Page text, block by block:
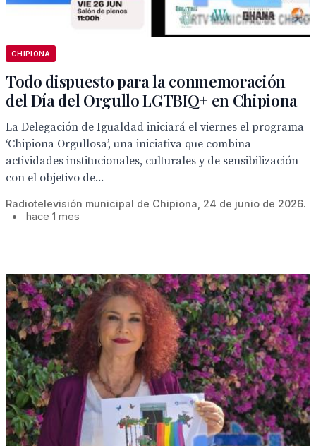
CHIPIONA
Todo dispuesto para la conmemoración
del Día del Orgullo LGTBIQ+ en Chipiona
La Delegación de Igualdad iniciará el viernes el programa
‘Chipiona Orgullosa’, una iniciativa que combina
actividades institucionales, culturales y de sensibilización
con el objetivo de...
Radiotelevisión municipal de Chipiona, 24 de junio de 2026.
•
hace 1 mes